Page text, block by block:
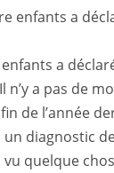
a
n’y a pas de
de l’année
diagnostic
quelque